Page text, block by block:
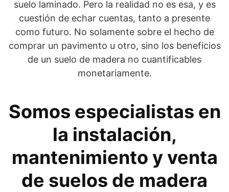
suelo laminado. Pero la realidad no es esa, y es
cuestión de echar cuentas, tanto a presente
como futuro. No solamente sobre el hecho de
comprar un pavimento u otro, sino los beneficios
de un suelo de madera no cuantificables
monetariamente.
Somos especialistas en
la instalación,
mantenimiento y venta
de suelos de madera